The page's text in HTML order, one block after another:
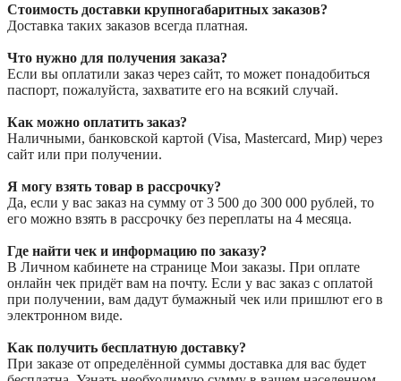
Стоимость доставки крупногабаритных заказов?
Доставка таких заказов всегда платная.
Что нужно для получения заказа?
Если вы оплатили заказ через сайт, то может понадобиться
паспорт, пожалуйста, захватите его на всякий случай.
Как можно оплатить заказ?
Наличными, банковской картой (Visa, Mastercard, Мир) через
сайт или при получении.
Я могу взять товар в рассрочку?
Да, если у вас заказ на сумму от 3 500 до 300 000 рублей, то
его можно взять в рассрочку без переплаты на 4 месяца.
Где найти чек и информацию по заказу?
В Личном кабинете на странице Мои заказы. При оплате
онлайн чек придёт вам на почту. Если у вас заказ с оплатой
при получении, вам дадут бумажный чек или пришлют его в
электронном виде.
Как получить бесплатную доставку?
При заказе от определённой суммы доставка для вас будет